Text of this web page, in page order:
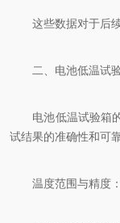
这些数据对于后续
二、电池低温试验
电池低温试验箱的
试结果的准确性和可
温度范围与精度：